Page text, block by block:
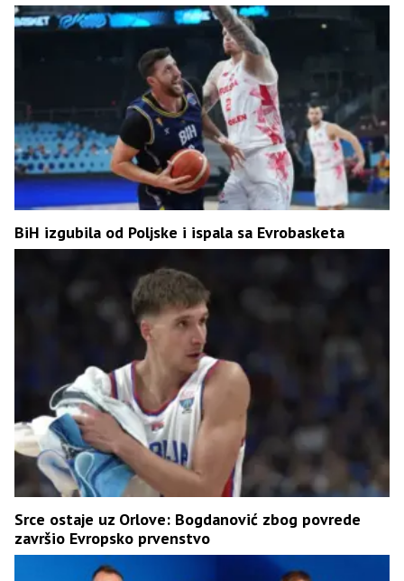
BiH izgubila od Poljske i ispala sa Evrobasketa
Srce ostaje uz Orlove: Bogdanović zbog povrede
završio Evropsko prvenstvo